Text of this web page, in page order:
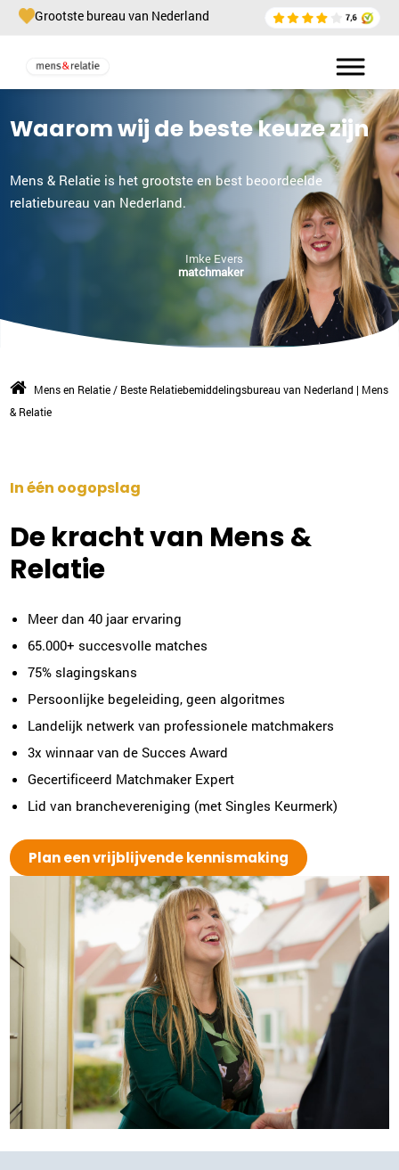
Grootste bureau van Nederland
Waarom wij de beste keuze zijn
Mens & Relatie is het grootste en best beoordeelde
relatiebureau van Nederland.
Imke Evers
matchmaker
Mens en Relatie / Beste Relatiebemiddelingsbureau van Nederland | Mens
& Relatie
In één oogopslag
De kracht van Mens &
Relatie
Meer dan 40 jaar ervaring
65.000+ succesvolle matches
75% slagingskans
Persoonlijke begeleiding, geen algoritmes
Landelijk netwerk van professionele matchmakers
3x winnaar van de Succes Award
Gecertificeerd Matchmaker Expert
Lid van branchevereniging (met Singles Keurmerk)
Plan een vrijblijvende kennismaking